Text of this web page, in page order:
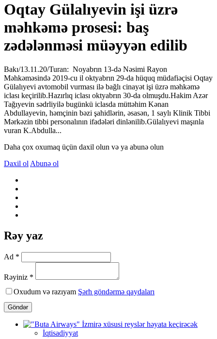
Oqtay Gülalıyevin işi üzrə
məhkəmə prosesi: baş
zədələnməsi müəyyən edilib
Bakı/13.11.20/Turan: Noyabrın 13-də Nəsimi Rayon
Məhkəməsində 2019-cu il oktyabrın 29-da hüquq müdafiəçisi Oqtay
Gülalıyevi avtomobil vurması ilə bağlı cinayət işi üzrə məhkəmə
iclası keçirilib.Hazırlıq iclası oktyabrın 30-da olmuşdu.Hakim Azər
Tağıyevin sədrliyilə bugünkü iclasda müttəhim Kənan
Abdullayevin, həmçinin bəzi şahidlərin, əsasən, 1 saylı Klinik Tibbi
Mərkəzin tibbi personalının ifadələri dinlənilib.Gülalıyevi maşınla
vuran K.Abdulla...
Daha çox oxumaq üçün daxil olun və ya abunə olun
Daxil ol Abunə ol
Rəy yaz
Ad *
Rəyiniz *
Oxudum və razıyam Şərh göndərmə qaydaları
Göndər
İqtisadiyyat